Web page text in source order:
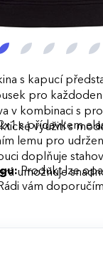
s kapucí
pro
v kombinaci s
využití s
s přídavkem
lemu pro
doplňuje
umožňuje
Produkt lze
vám
ohledem na